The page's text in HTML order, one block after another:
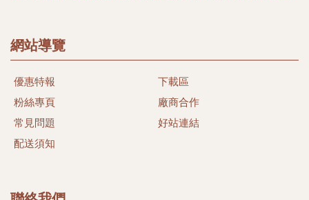
多一項選擇，多一份體驗台灣漁米之鄉的好味道。
尊重自然土地生態，落實有機生活為目標、推行發展當地農漁
特產，希望能以微簿力量，為大家找尋當地健康安心好食材。
樂活生命盡一份心力。
#蜜彩蓮霧禮盒 (#彩色蓮霧禮盒)
網站導覽
優惠特報
粉絲專頁
常見問題
配送須知
下載區
廠商合作
好站連結